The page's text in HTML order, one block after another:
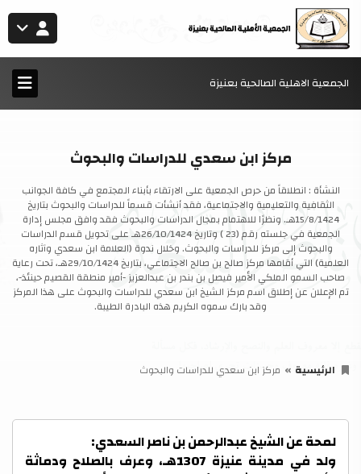
الجمعية الاهلية الصالحية بعنيزة
مركز ابن سعدي للدراسات والبحوث
النشأة : انطلاقاً من حرص الجمعية على الارتقاء بأبناء المجتمع في كافة الجوانب
الثقافية والتعليمية والاجتماعية، فقد أنشأت قسماً للدراسات والبحوث بتاريخ
15/8/1424هـ. ونظرًا للاهتمام بمجال الدراسات والبحوث فقد وافق مجلس إدارة
الجمعية في جلسته رقم (23 ) وتاريخ 26/10/1424هـ على تحويل قسم الدراسات
والبحوث إلى مركز للدراسات والبحوث. وخلال ندوة (العلامة ابن سعدي وآثاره
العلمية) التي أقامها مركز صالح بن صالح الاجتماعي، بتاريخ 29/10/1424هـ، تحت رعاية
صاحب السمو الملكي الأمير فيصل بن بندر بن عبدالعزيز -أمير منطقة القصيم حينئذ-،
تم الإعلان عن إطلاق اسم مركز الشيخ ابن سعدي للدراسات والبحوث على هذا المركز
وقد بارك سموه الكريم هذه البادرة الطيبة.
الرئيسية مركز ابن سعدي للدراسات والبحوث
لمحة عن الشيخ عبدالرحمن بن ناصر السعدي:
ولد في مدينة عنيزة 1307هـ، وعرف بالصلاح ودماثة